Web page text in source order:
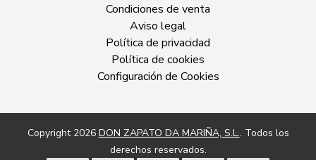
Condiciones de venta
Aviso legal
Política de privacidad
Política de cookies
Configuración de Cookies
Copyright 2026 DON ZAPATO DA MARIÑA, S.L.. Todos los
derechos reservados.